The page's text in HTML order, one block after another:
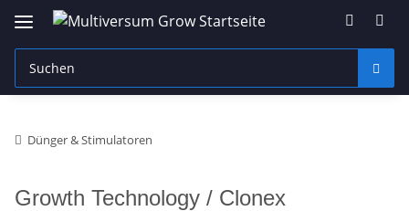
Dünger & Stimulatoren
Growth Technology / Clonex